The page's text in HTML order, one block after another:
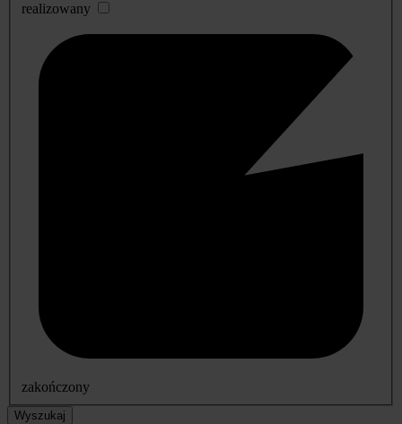
realizowany
zakończony
Wyszukaj